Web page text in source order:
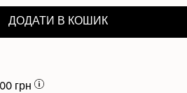
Length Define
for Length Define
ДОДАТИ В КОШИК
грн